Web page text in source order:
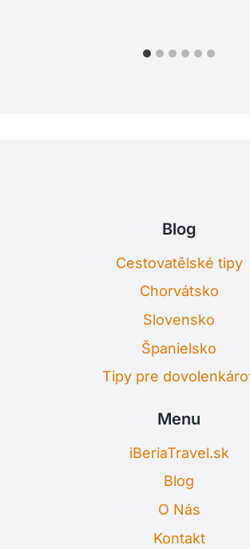
Blog
Cestovatělské tipy
Chorvátsko
Slovensko
Španielsko
Tipy pre
Menu
iBeriaTravel.sk
Blog
O Nás
Kontakt